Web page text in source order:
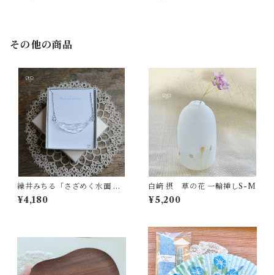
その他の商品
繰井みちる「さざめく水面 AQ
UA 」-クリア-
¥4,180
白﨑 摂 草の花 一輪挿しS-M
¥5,200